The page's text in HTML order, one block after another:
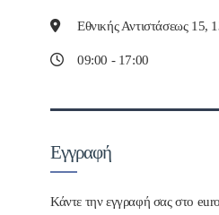
Εθνικής Αντιστάσεως 15,
09:00 - 17:00
Εγγραφή
Κάντε την εγγραφή σας στο